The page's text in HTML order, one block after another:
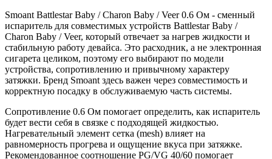
Smoant Battlestar Baby / Charon Baby / Veer 0.6 Ом - сменный
испаритель для совместимых устройств Battlestar Baby /
Charon Baby / Veer, который отвечает за нагрев жидкости и
стабильную работу девайса. Это расходник, а не электронная
сигарета целиком, поэтому его выбирают по модели
устройства, сопротивлению и привычному характеру
затяжки. Бренд Smoant здесь важен через совместимость и
корректную посадку в обслуживаемую часть системы.
Сопротивление 0.6 Ом помогает определить, как испаритель
будет вести себя в связке с подходящей жидкостью.
Нагревательный элемент сетка (mesh) влияет на
равномерность прогрева и ощущение вкуса при затяжке.
Рекомендованное соотношение PG/VG 40/60 помогает